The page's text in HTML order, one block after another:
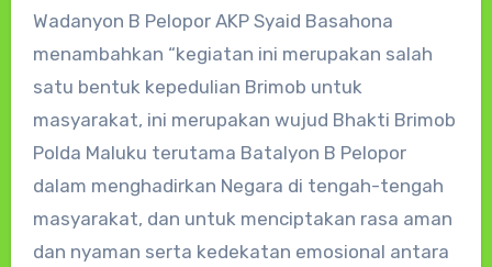
Wadanyon B Pelopor AKP Syaid Basahona
menambahkan “kegiatan ini merupakan salah
satu bentuk kepedulian Brimob untuk
masyarakat, ini merupakan wujud Bhakti Brimob
Polda Maluku terutama Batalyon B Pelopor
dalam menghadirkan Negara di tengah-tengah
masyarakat, dan untuk menciptakan rasa aman
dan nyaman serta kedekatan emosional antara